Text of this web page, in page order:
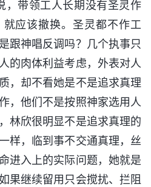
，带领工人长期没有圣灵作
应该撤换。圣灵都不作工
跟神唱反调吗？几个执事只
的肉体利益考虑，外表对人
，却不看她是不是追求真理
，他们不是按照神家选用人
林欣很明显不是追求真理的
样，临到事不交通真理，丝
进入上的实际问题，她就是
果继续留用只会搅扰、拦阻